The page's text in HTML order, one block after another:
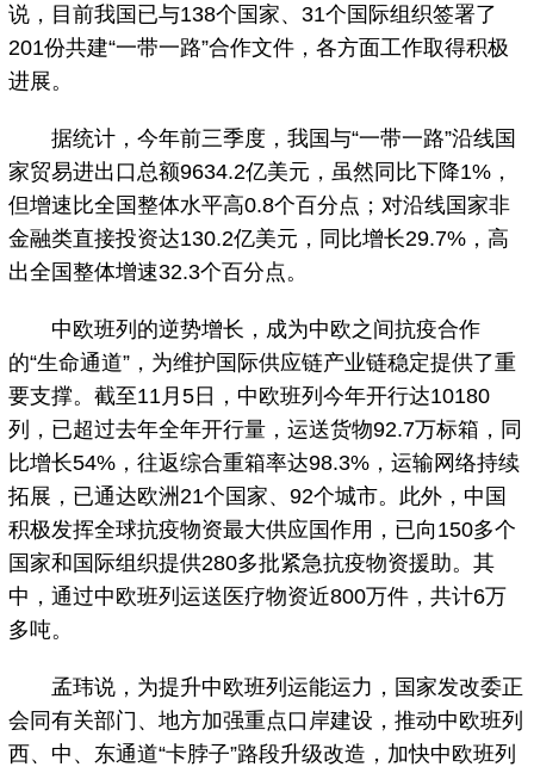
说，目前我国已与138个国家、31个国际组织签署了
201份共建“一带一路”合作文件，各方面工作取得积极
进展。
据统计，今年前三季度，我国与“一带一路”沿线国
家贸易进出口总额9634.2亿美元，虽然同比下降1%，
但增速比全国整体水平高0.8个百分点；对沿线国家非
金融类直接投资达130.2亿美元，同比增长29.7%，高
出全国整体增速32.3个百分点。
中欧班列的逆势增长，成为中欧之间抗疫合作
的“生命通道”，为维护国际供应链产业链稳定提供了重
要支撑。截至11月5日，中欧班列今年开行达10180
列，已超过去年全年开行量，运送货物92.7万标箱，同
比增长54%，往返综合重箱率达98.3%，运输网络持续
拓展，已通达欧洲21个国家、92个城市。此外，中国
积极发挥全球抗疫物资最大供应国作用，已向150多个
国家和国际组织提供280多批紧急抗疫物资援助。其
中，通过中欧班列运送医疗物资近800万件，共计6万
多吨。
孟玮说，为提升中欧班列运能运力，国家发改委正
会同有关部门、地方加强重点口岸建设，推动中欧班列
西、中、东通道“卡脖子”路段升级改造，加快中欧班列